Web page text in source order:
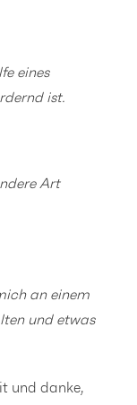
eines
ist.
Art
an einem
und etwas
und danke,